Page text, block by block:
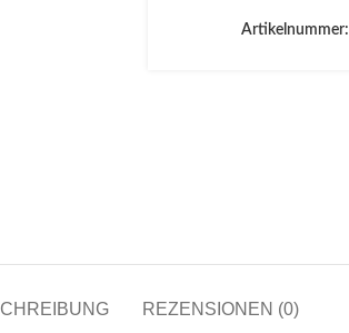
Artikelnummer:
REZENSIONEN (0)